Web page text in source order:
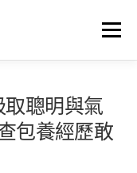
選單
聰明與氣
包養經歷敢